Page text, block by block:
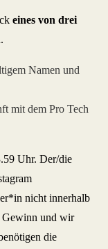
eines von drei
Namen und
mit dem Pro Tech
Uhr. Der/die
nicht innerhalb
Gewinn und wir
die